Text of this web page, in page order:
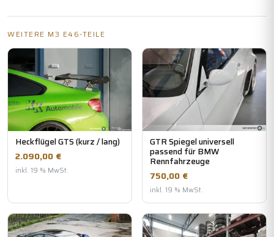
WEITERE M3 E46-TEILE
Heckflügel GTS (kurz / lang)
2.090,00 €
inkl. 19 % MwSt.
GTR Spiegel universell
passend für BMW
Rennfahrzeuge
750,00 €
inkl. 19 % MwSt.